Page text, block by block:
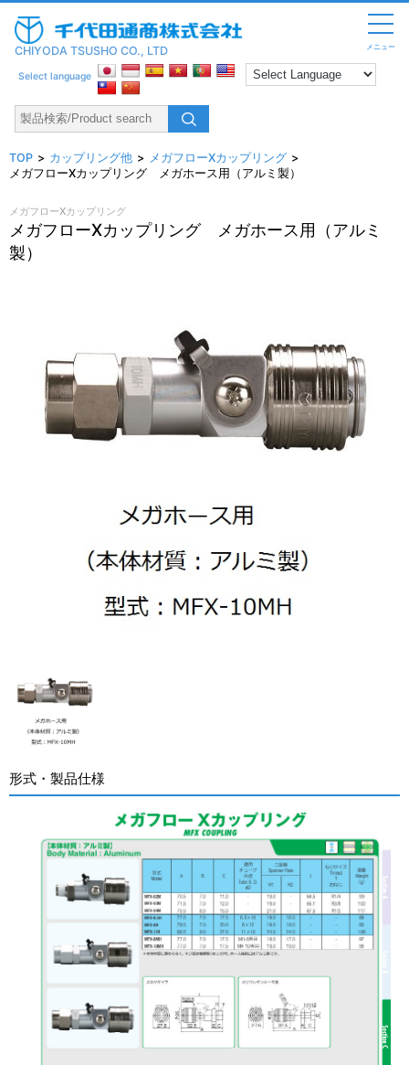
メニュー
CHIYODA TSUSHO CO., LTD
Select language
TOP カップリング他
メガフローXカップリング
メガフローXカップリング メガホース用（アルミ製）
メガフローXカップリング
メガフローXカップリング メガホース用（アルミ
製）
形式・製品仕様